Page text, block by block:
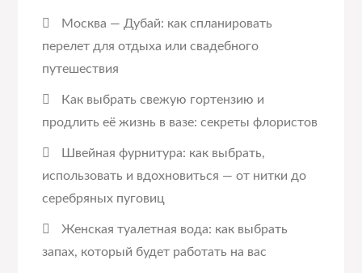
Москва — Дубай: как спланировать
перелет для отдыха или свадебного
путешествия
Как выбрать свежую гортензию и
продлить её жизнь в вазе: секреты флористов
Швейная фурнитура: как выбрать,
использовать и вдохновиться — от нитки до
серебряных пуговиц
Женская туалетная вода: как выбрать
запах, который будет работать на вас